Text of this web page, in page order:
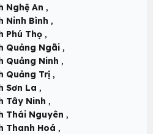
Nghệ An ,
Ninh Bình ,
Phú Thọ ,
Quảng Ngãi ,
Quảng Ninh ,
Quảng Trị ,
Sơn La ,
Tây Ninh ,
Thái Nguyên ,
Thanh Hoá ,